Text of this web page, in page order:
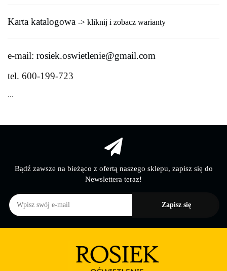
Karta katalogowa -> kliknij i zobacz warianty
e-mail: rosiek.oswietlenie@gmail.com
tel. 600-199-723
Bądź zawsze na bieżąco z ofertą naszego sklepu, zapisz się do
Newslettera teraz!